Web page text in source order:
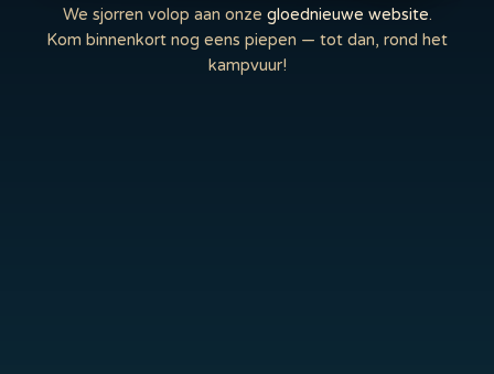
We sjorren volop aan onze gloednieuwe website.
Kom binnenkort nog eens piepen — tot dan, rond het
kampvuur!